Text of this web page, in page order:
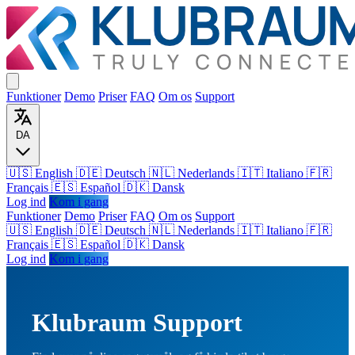
Funktioner Demo Priser FAQ Om os Support
DA
🇺🇸 English 🇩🇪 Deutsch 🇳🇱 Nederlands 🇮🇹 Italiano 🇫🇷
Français 🇪🇸 Español 🇩🇰 Dansk
Log ind Kom i gang
Funktioner Demo Priser FAQ Om os Support
🇺🇸 English 🇩🇪 Deutsch 🇳🇱 Nederlands 🇮🇹 Italiano 🇫🇷
Français 🇪🇸 Español 🇩🇰 Dansk
Log ind Kom i gang
Klubraum Support